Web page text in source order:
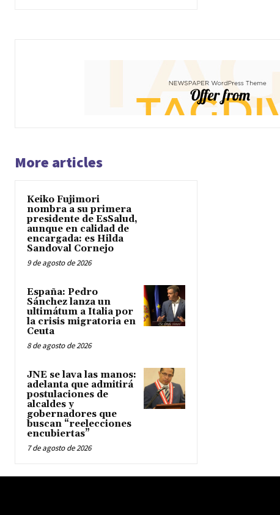
More articles
Keiko Fujimori
nombra a su primera
presidente de EsSalud,
aunque en calidad de
encargada: es Hilda
Sandoval Cornejo
9 de agosto de 2026
España: Pedro
Sánchez lanza un
ultimátum a Italia por
la crisis migratoria en
Ceuta
8 de agosto de 2026
JNE se lava las manos:
adelanta que admitirá
postulaciones de
alcaldes y
gobernadores que
buscan “reelecciones
encubiertas”
7 de agosto de 2026